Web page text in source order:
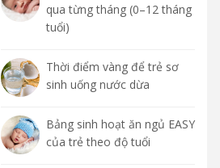
qua từng tháng (0–12 tháng
tuổi)
Thời điểm vàng để trẻ sơ
sinh uống nước dừa
Bảng sinh hoạt ăn ngủ EASY
của trẻ theo độ tuổi